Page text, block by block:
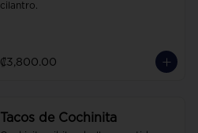
cilantro.
₡3,800.00
Tacos de Cochinita